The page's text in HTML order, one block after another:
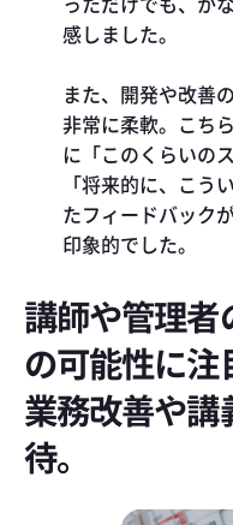
感しました。
また、開発や改善
非常に柔軟。こち
に「このくらいの
「将来的に、こう
たフィードバック
印象的でした。
講師や管理
の可能性に注
業務改善や
待。